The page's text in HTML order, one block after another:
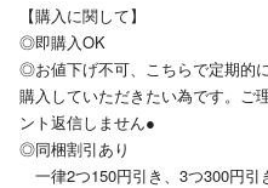
【購入に関して】
◎即購入OK
◎お値下げ不可、こちらで定期的
購入していただきたい為です。ご
ント返信しません●
◎同梱割引あり
一律2つ150円引き、3つ300円